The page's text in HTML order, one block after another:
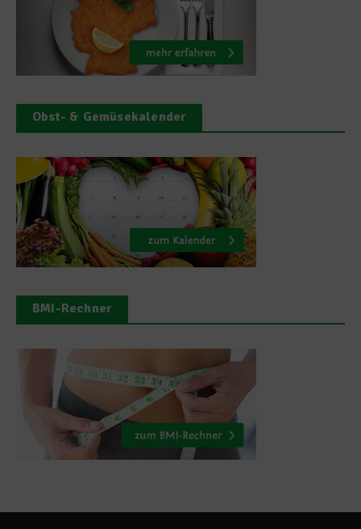
Obst- & Gemüsekalender
BMI-Rechner